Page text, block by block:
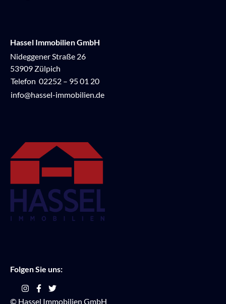
Hassel Immobilien GmbH
Nideggener Straße 26
53909 Zülpich
Telefon 02252 – 95 01 20
info@hassel-immobilien.de
Folgen Sie uns:
© Hassel Immobilien GmbH